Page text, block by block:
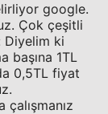
google.
Çok çeşitli
Diyelim ki
başına 1TL
0,5TL fiyat